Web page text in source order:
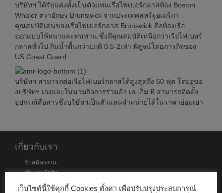
บริษัทฯ ได้รับแต่งตั้งเป็นตัวแทนเรือไฟเบอร์กลาสท้อง Boston
Whaler ตราอักษร Brunswick จากประเทศสหรัฐอเมริกา
คุณสมบัติเด่นของเรือไฟเบอร์กลาส Brunswick คือท้องเรือ
ออกแบบให้หนาและทนทาน ซึ่งมีคุณสมบัติเหนือกว่าเรือไฟเบอร์
กลาสทั่วไป กินน้ำตื้นกว่าปกติ 0.5-2เท่า พิสูจน์โดยภารกิจของ
US Coast Guard
บริษัทฯ สามารถต่อเรือไฟเบอร์กลาสได้สูงสุดถึง 50 ฟุต โดยอู่ขอ
งบริษัทฯ เองและในนามกิจการร่วมค้า เอ.เอ็ม.ที สามารถติดตั้ง
อุปกรณ์สื่อสารซึ่งบริษัทฯเป็นตัวแทนจำหน่ายได้ในราคาย่อมเยา
เกี่ยวกับเรา
รับสมัครงาน
ตัวแทนผู้ผลิต
สาขาและตัวแทน
เว็บไซต์นี้ใช้คุกกี้ Cookies ตั้งค่า เพื่อปรับปรุงประสบการณ์